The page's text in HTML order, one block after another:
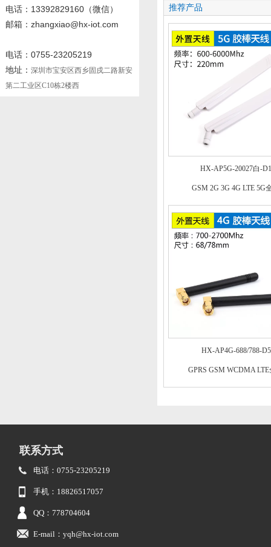
电话 ：13392829160 （微信）
邮箱：zhangxiao@hx-iot.com
电话：0755-23205219
地址： 深圳市宝安区西乡固戍二路新安
第二工业区C10栋2楼西
推荐产品
HX-AP5G-20027白-D1
GSM 2G 3G 4G LTE 5G
HX-AP4G-688/788-D5
GPRS GSM WCDMA
联系方式
电话：0755-23205219
手机：18826517057
QQ：778704604
E-mail：yqh@hx-iot.com